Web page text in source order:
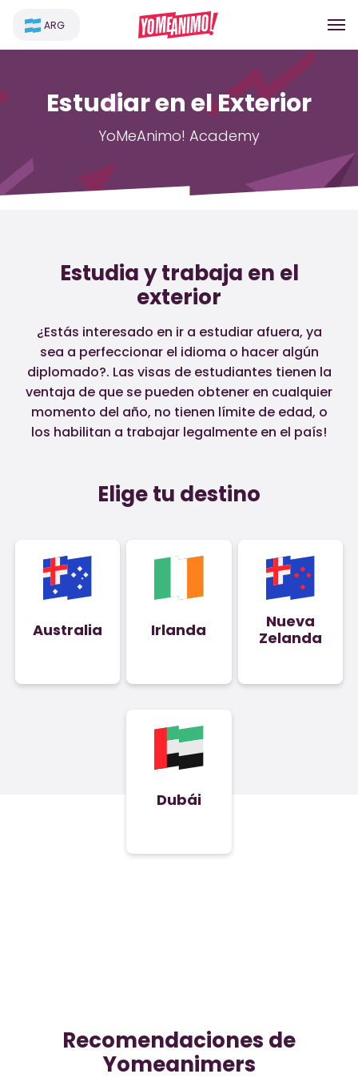
ARG
Estudiar en el Exterior
YoMeAnimo! Academy
Estudia y trabaja en el
exterior
¿Estás interesado en ir a estudiar afuera, ya
sea a perfeccionar el idioma o hacer algún
diplomado?. Las visas de estudiantes tienen la
ventaja de que se pueden obtener en cualquier
momento del año, no tienen límite de edad, o
los habilitan a trabajar legalmente en el país!
Elige tu destino
Australia Irlanda
Nueva
Zelanda
Dubái
Recomendaciones de
Yomeanimers